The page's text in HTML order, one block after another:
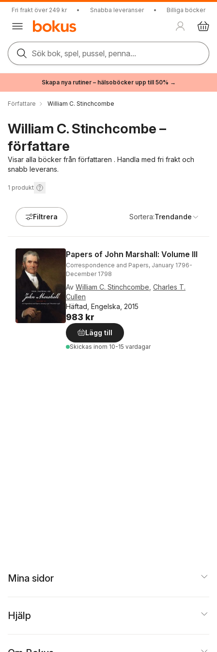
Fri frakt över 249 kr • Snabba leveranser • Billiga böcker
Sök bok, spel, pussel, penna...
Skapa nya rutiner – hälsoböcker upp till 50% →
Författare William C. Stinchcombe
William C. Stinchcombe –
författare
Visar alla böcker från författaren . Handla med fri frakt och
snabb leverans.
1 produkt
Filtrera Sortera:Trendande
Papers of John Marshall: Volume III
Correspondence and Papers, January 1796-
December 1798
Av William C. Stinchcombe Charles T.
Cullen
Häftad, Engelska, 2015
983 kr
Lägg till
Skickas inom 10-15 vardagar
Mina sidor
Hjälp